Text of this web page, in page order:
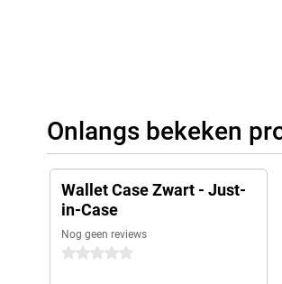
Onlangs bekeken
Wallet Case Zwart - Just-
in-Case
Nog geen reviews
0 sterren